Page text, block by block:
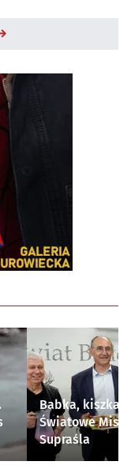
Babka, kiszka i
Światowe
Supraśla